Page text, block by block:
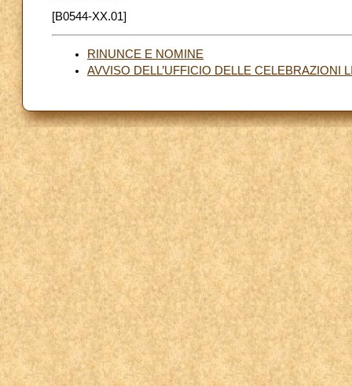
[B0544-XX.01]
RINUNCE E NOMINE
AVVISO DELL’UFFICIO DELLE CELEBRAZIONI